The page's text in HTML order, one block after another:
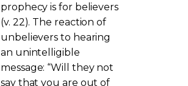
prophecy is for believers
(v. 22). The reaction of
unbelievers to hearing
an unintelligible
message: “Will they not
say that you are out of